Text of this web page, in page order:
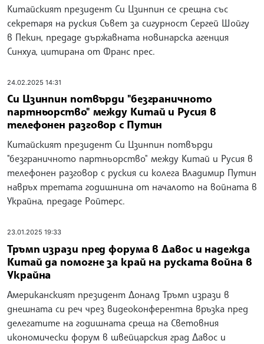
Китайският президент Си Цзинпин се срещна със
секретаря на руския Съвет за сигурност Сергей Шойгу
в Пекин, предаде държавната новинарска агенция
Синхуа, цитирана от Франс прес.
24.02.2025 14:31
Си Цзинпин потвърди "безграничното
партньорство" между Китай и Русия в
телефонен разговор с Путин
Китайският президент Си Цзинпин потвърди
"безграничното партньорство" между Китай и Русия в
телефонен разговор с руския си колега Владимир Путин
навръх третата годишнина от началото на войната в
Украйна, предаде Ройтерс.
23.01.2025 19:33
Тръмп изрази пред форума в Давос и надежда
Китай да помогне за край на руската война в
Украйна
Американският президент Доналд Тръмп изрази в
днешната си реч чрез видеоконферентна връзка пред
делегатите на годишната среща на Световния
икономически форум в швейцарския град Давос и